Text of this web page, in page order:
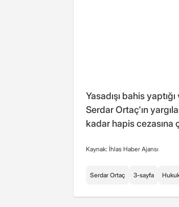
Yasadışı bahis
Serdar Ortaç'ın
kadar hapis cezasına
Kaynak: İhlas Haber Ajansı
Serdar Ortaç 3-sayfa